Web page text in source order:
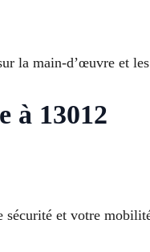
la main-d’œuvre et
à 13012
sécurité et votre